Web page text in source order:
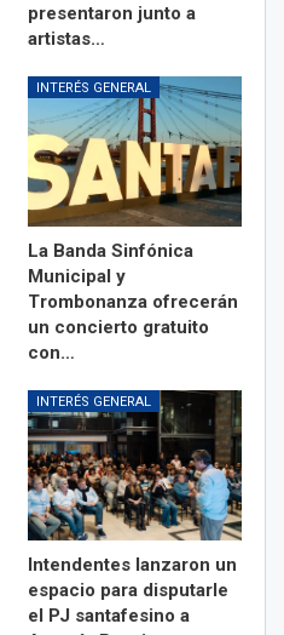
presentaron junto a
artistas…
INTERÉS GENERAL
La Banda Sinfónica
Municipal y
Trombonanza ofrecerán
un concierto gratuito
con…
INTERÉS GENERAL
Intendentes lanzaron un
espacio para disputarle
el PJ santafesino a